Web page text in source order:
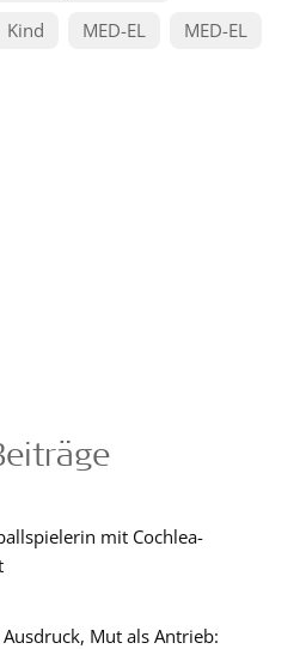
Kind MED-EL
MED-EL
mit Cochlea-
Ausdruck, Mut als Antrieb: